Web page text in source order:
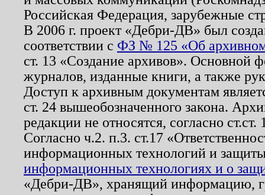
Российская Федерация, зарубежные
В 2006 г. проект «Дебри-ДВ» был
соответствии с ФЗ № 125 «Об
ст. 13 «Создание архивов». Основной
журналов, изданные книги, а также
Доступ к архивным документам
ст. 24 вышеобозначенного закона.
редакции не относятся, согласно
Согласно ч.2. п.3. ст.17
информационных технологий и
информационных технологиях и о
«Дебри-ДВ», хранящий информацию,